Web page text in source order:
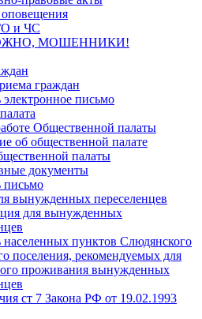
и ЧС
МОШЕННИКИ!
граждан
электронное письмо
Общественной палаты
об общественной палате
палаты
документы
письмо
вынужденных переселенцев
для вынужденных
населенных пунктов Слюдянского
поселения, рекомендуемых для
проживания вынужденных
ст 7 Закона РФ от 19.02.1993